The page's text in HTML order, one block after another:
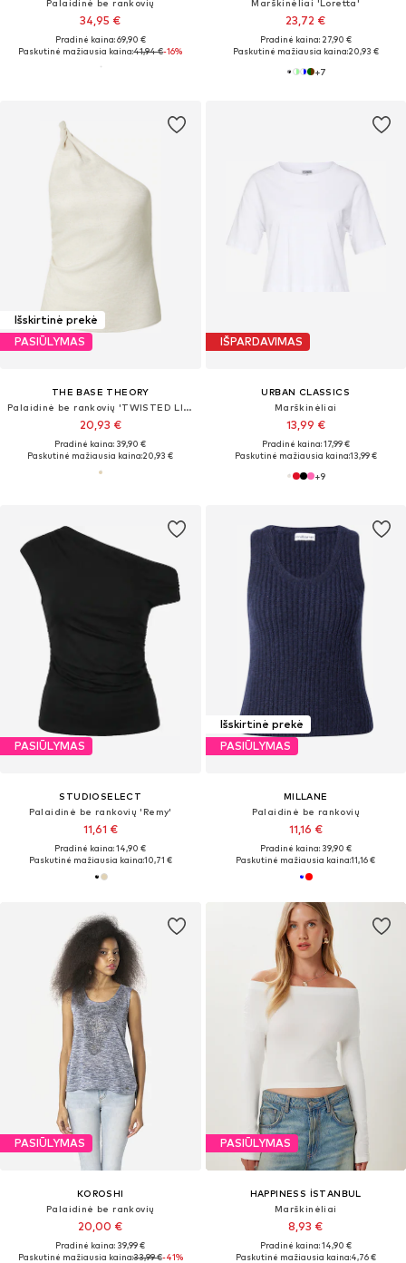
Palaidinė be rankovių
34,95 €
Pradinė kaina: 69,90 €
Paskutinė mažiausia kaina:41,94 €-16%
Marškinėliai 'Loretta'
23,72 €
Pradinė kaina: 27,90 €
Paskutinė mažiausia kaina:20,93 €
+7
Išskirtinė prekė
PASIŪLYMAS
THE BASE THEORY
Palaidinė be rankovių 'TWISTED LINEN TOP'
20,93 €
Pradinė kaina: 39,90 €
Paskutinė mažiausia kaina:20,93 €
IŠPARDAVIMAS
URBAN CLASSICS
Marškinėliai
13,99 €
Pradinė kaina: 17,99 €
Paskutinė mažiausia kaina:13,99 €
+9
PASIŪLYMAS
STUDIOSELECT
Palaidinė be rankovių 'Remy'
11,61 €
Pradinė kaina: 14,90 €
Paskutinė mažiausia kaina:10,71 €
Išskirtinė prekė
PASIŪLYMAS
MILLANE
Palaidinė be rankovių
11,16 €
Pradinė kaina: 39,90 €
Paskutinė mažiausia kaina:11,16 €
PASIŪLYMAS
KOROSHI
Palaidinė be rankovių
20,00 €
Pradinė kaina: 39,99 €
Paskutinė mažiausia kaina:33,99 €-41%
PASIŪLYMAS
HAPPINESS İSTANBUL
Marškinėliai
8,93 €
Pradinė kaina: 14,90 €
Paskutinė mažiausia kaina:4,76 €